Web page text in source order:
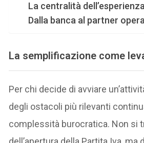
La centralità
Dalla banca al partner
La semplificazione come
Per chi decide di avviare
degli ostacoli più rilevanti
complessità burocratica. Non si